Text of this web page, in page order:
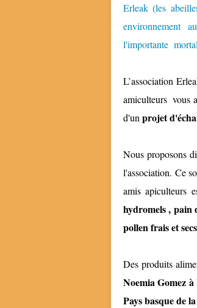
Erleak (les
environnement
l'importante
L’association
amiculteurs vous
d'un projet
Nous proposons
l'association. Ce
amis
hydromels , pain
pollen frais et
Des produits
Noemia Gomez
Pays basque de